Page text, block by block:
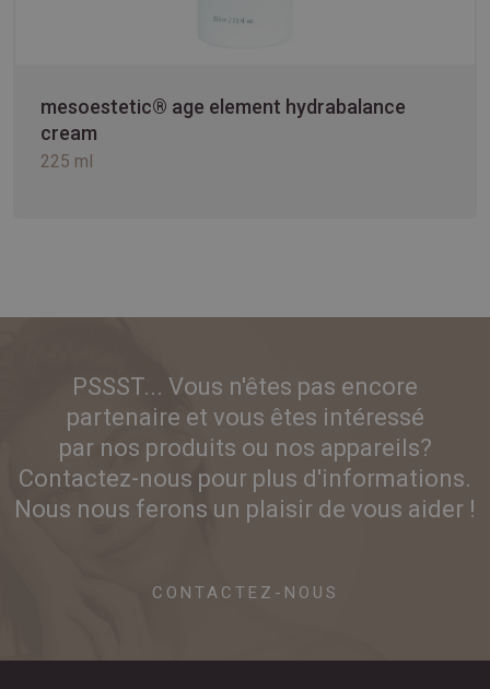
mesoestetic® age element hydrabalance
cream
225 ml
PSSST... Vous n'êtes pas encore
partenaire et vous êtes intéressé
par nos produits ou nos appareils?
Contactez-nous pour plus d'informations.
Nous nous ferons un plaisir de vous aider !
CONTACTEZ-NOUS